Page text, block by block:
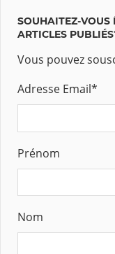
SOUHAITEZ-VOUS
ARTICLES
Vous pouvez
Adresse Email*
Prénom
Nom